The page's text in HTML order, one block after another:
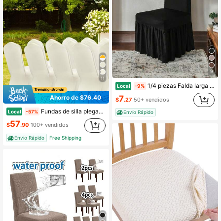
(100+)
11
Ahorro de $76.40
Local -57% Fundas de silla plegables o de silla de licra elástica, fundas protectoras universales, duraderas, lavables, diseño elegante para bodas, banquetes, fiestas, cenas, disponibles en marfil, blanco, negro y dorado, varios tamaños de juego
$57.90 100+ vendidos
Envío Rápido Free Shipping
9
Local -9% 1/4 piezas Falda larga de seda de leche de unicolor, funda de silla envolvente completa antideslizante, duradera y lavable, con alta elasticidad y estiramiento, se ajusta fácilmente a la cubierta protectora universal de muebles adecuada para fiestas, bodas, banquetes, eventos, comidas, celebraciones
$7.27 50+ vendidos
Envío Rápido